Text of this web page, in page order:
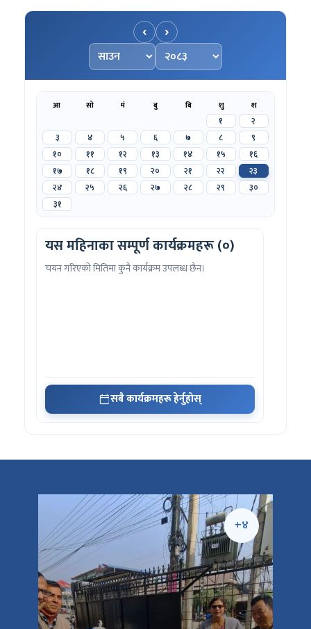
‹
महिना चयन गर्नुहोस्
वर्ष चयन गर्नुहोस्
›
आ सो मं बु बि शु श
१
२
३
४ ५ ६ ७ ८
९
१०
११ १२ १३ १४ १५
१६
१७
१८ १९ २० २१ २२
२३
२४
२५ २६ २७ २८ २९
३०
३१
यस महिनाका सम्पूर्ण कार्यक्रमहरू (०)
चयन गरिएको मितिमा कुनै कार्यक्रम उपलब्ध छैन।
सबै कार्यक्रमहरू हेर्नुहोस्
+४